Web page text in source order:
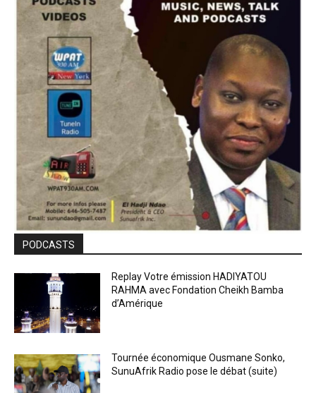
PODCASTS
Replay Votre émission HADIYATOU
RAHMA avec Fondation Cheikh Bamba
d’Amérique
Tournée économique Ousmane Sonko,
SunuAfrik Radio pose le débat (suite)